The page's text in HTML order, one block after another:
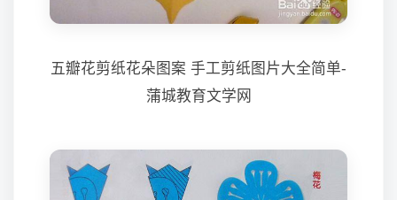
五瓣花剪纸花朵图案 手工剪纸图片大全简单-
蒲城教育文学网